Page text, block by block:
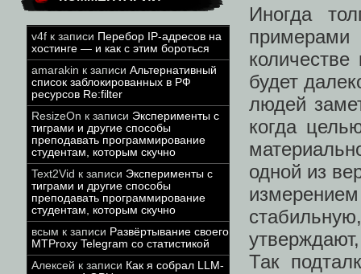
v4f к записи Перебор IP-адресов на
хостинге — и как с этим бороться
amarakin к записи Альтернативный
список заблокированных в РФ
ресурсов Re:filter
ResizeOn к записи Эксперименты с
тиграми и другие способы
преподавать программирование
студентам, которым скучно
Text2Vid к записи Эксперименты с
тиграми и другие способы
преподавать программирование
студентам, которым скучно
всым к записи Развёртывание своего
MTProxy Telegram со статистикой
Алексей к записи Как я собрал LLM-
Иногда
будет
людей
когда
одной из
Так